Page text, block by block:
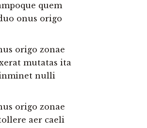
quem
onus origo
origo zonae
mutatas ita
inminet nulli
origo zonae
aer caeli